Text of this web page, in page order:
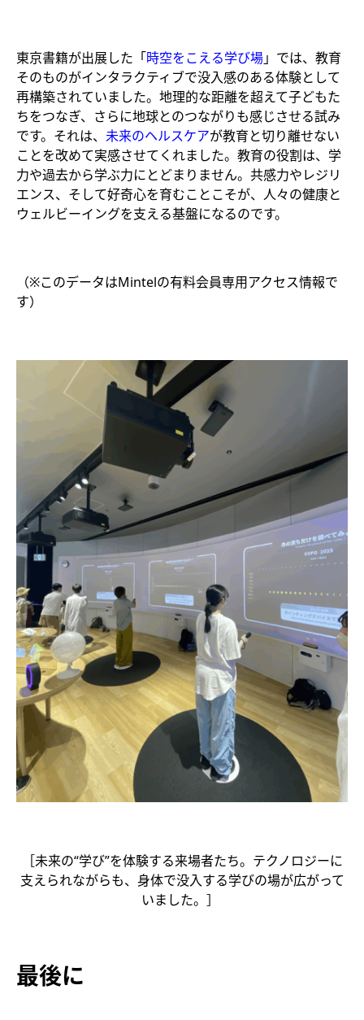
東京書籍が出展した「時空をこえる学び場」では、教育
そのものがインタラクティブで没入感のある体験として
再構築されていました。地理的な距離を超えて子どもた
ちをつなぎ、さらに地球とのつながりも感じさせる試み
です。それは、 未来のヘルスケアが教育と切り離せない
ことを改めて実感させてくれました。教育の役割は、学
力や過去から学ぶ力にとどまりません。共感力やレジリ
エンス、そして好奇心を育むことこそが、人々の健康と
ウェルビーイングを支える基盤になるのです。
（※このデータはMintelの有料会員専用アクセス情報で
す）
［未来の“学び”を体験する来場者たち。テクノロジーに
支えられながらも、身体で没入する学びの場が広がって
いました。］
最後に